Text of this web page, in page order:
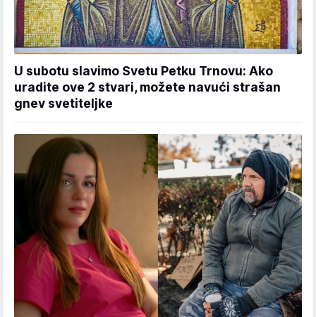
U subotu slavimo Svetu Petku Trnovu: Ako
uradite ove 2 stvari, možete navući strašan
gnev svetiteljke